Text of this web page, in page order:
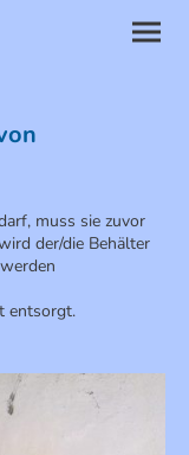
muss sie zuvor
der/die Behälter
entsorgt.